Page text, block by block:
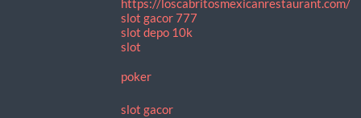
slot gacor 777
slot depo 10k
slot
poker
slot gacor